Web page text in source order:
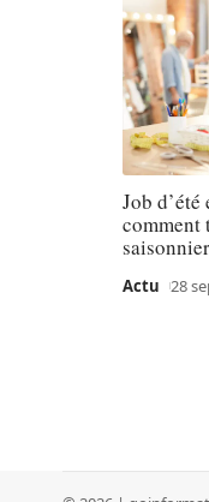
Job
comment
Actu 28